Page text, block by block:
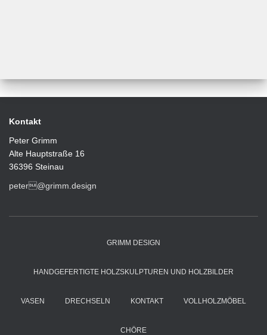
Kontakt
Peter Grimm
Alte Hauptstraße 16
36396 Steinau
peter@grimm.design
GRIMM DESIGN
HANDGEFERTIGTE HOLZSKULPTUREN UND HOLZBILDER
VASEN DRECHSELN KONTAKT VOLLHOLZMÖBEL
CHÖRE